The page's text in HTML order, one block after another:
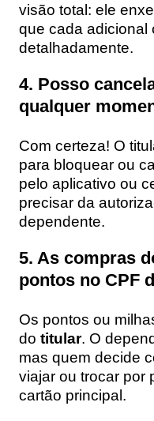
visão total: ele
que cada adicional
detalhadamente.
4. Posso
qualquer
Com certeza! O
para bloquear ou
pelo aplicativo ou
precisar da
dependente.
5. As compras
pontos no CPF
Os pontos ou
do titular. O
mas quem decide
viajar ou trocar por
cartão principal.